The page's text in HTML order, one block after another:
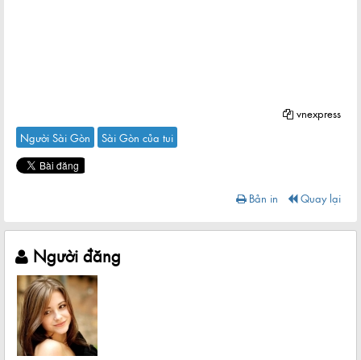
vnexpress
Người Sài Gòn
Sài Gòn của tui
Bản in Quay lại
Người đăng